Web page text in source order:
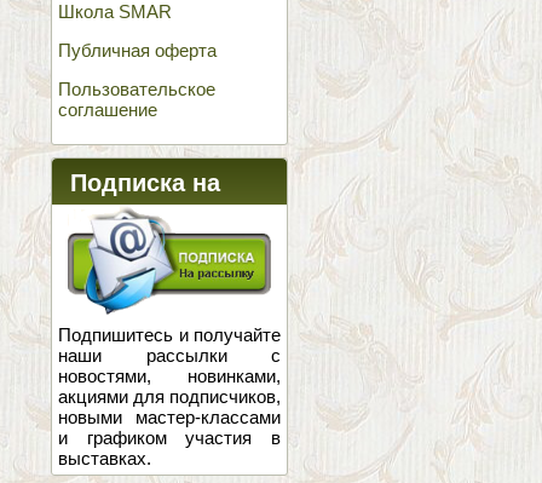
Школа SMAR
Публичная оферта
Пользовательское
соглашение
Подписка на
новости
Подпишитесь и получайте
наши рассылки с
новостями, новинками,
акциями для подписчиков,
новыми мастер-классами
и графиком участия в
выставках.